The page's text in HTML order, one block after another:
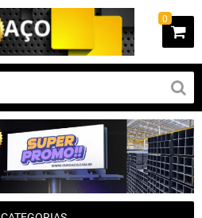
0